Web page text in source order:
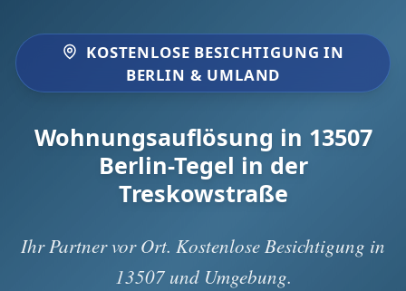
KOSTENLOSE BESICHTIGUNG IN
BERLIN & UMLAND
Wohnungsauflösung in 13507
Berlin-Tegel in der
Treskowstraße
Ihr Partner vor Ort. Kostenlose Besichtigung in
13507 und Umgebung.